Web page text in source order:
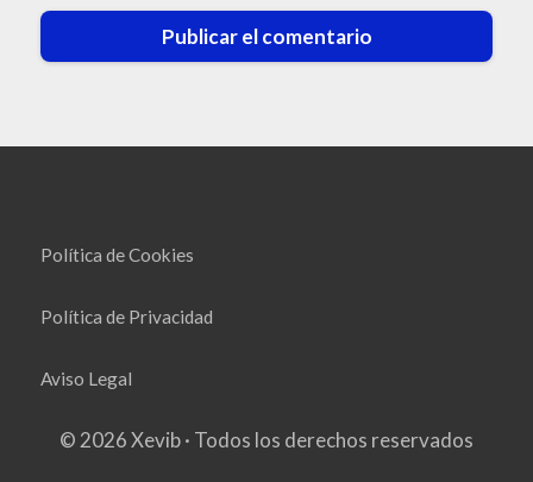
Política de Cookies
Política de Privacidad
Aviso Legal
© 2026 Xevib · Todos los derechos reservados